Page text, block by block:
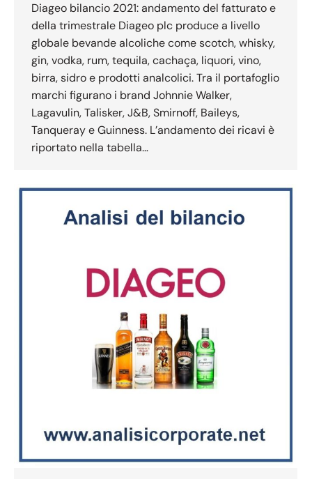
Diageo bilancio 2021: andamento del fatturato e
della trimestrale Diageo plc produce a livello
globale bevande alcoliche come scotch, whisky,
gin, vodka, rum, tequila, cachaça, liquori, vino,
birra, sidro e prodotti analcolici. Tra il portafoglio
marchi figurano i brand Johnnie Walker,
Lagavulin, Talisker, J&B, Smirnoff, Baileys,
Tanqueray e Guinness. L’andamento dei ricavi è
riportato nella tabella…